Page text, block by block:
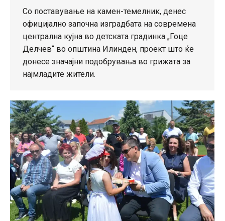
Со поставување на камен-темелник, денес
официјално започна изградбата на современа
централна кујна во детската градинка „Гоце
Делчев“ во општина Илинден, проект што ќе
донесе значајни подобрувања во грижата за
најмладите жители.